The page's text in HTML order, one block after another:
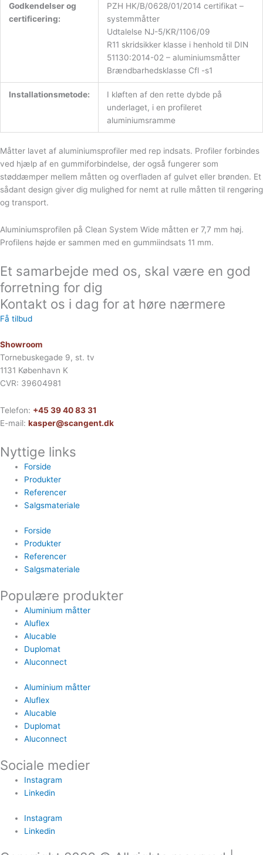
Godkendelser og
certificering:
PZH HK/B/0628/01/2014 certifikat –
systemmåtter
Udtalelse NJ-5/KR/1106/09
R11 skridsikker klasse i henhold til DIN
51130:2014-02 – aluminiumsmåtter
Brændbarhedsklasse Cfl -s1
Installationsmetode:
I kløften af ​​den rette dybde på
underlaget, i en profileret
aluminiumsramme
Måtter lavet af aluminiumsprofiler med rep indsats. Profiler forbindes
ved hjælp af en gummiforbindelse, der også fungerer som
støddæmper mellem måtten og overfladen af ​​gulvet eller brønden. Et
sådant design giver dig mulighed for nemt at rulle måtten til rengøring
og transport.
Aluminiumsprofilen på Clean System Wide måtten er 7,7 mm høj.
Profilens højde er sammen med en gummiindsats 11 mm.
Et samarbejde med os, skal være en god
forretning for dig
Kontakt os i dag for at høre nærmere
Få tilbud
Showroom
Tornebuskegade 9, st. tv
1131 København K
CVR: 39604981
Telefon: +45 39 40 83 31
E-mail: kasper@scangent.dk
Nyttige links
Forside
Produkter
Referencer
Salgsmateriale
Forside
Produkter
Referencer
Salgsmateriale
Populære produkter
Aluminium måtter
Aluflex
Alucable
Duplomat
Aluconnect
Aluminium måtter
Aluflex
Alucable
Duplomat
Aluconnect
Sociale medier
Instagram
Linkedin
Instagram
Linkedin